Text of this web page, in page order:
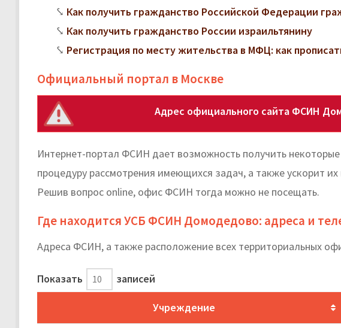
Как получить гражданство Российской Федерации
Как получить гражданство России израильтянину
Регистрация по месту жительства в МФЦ: как
Официальный портал в Москве
Адрес официального сайта ФСИН
Интернет-портал ФСИН дает возможность получить
процедуру рассмотрения имеющихся задач, а также ускорит их
Решив вопрос online, офис ФСИН тогда можно не посещать.
Где находится УСБ ФСИН Домодедово: адреса и
Адреса ФСИН, а также расположение всех территориальных
Показать записей
Учреждение